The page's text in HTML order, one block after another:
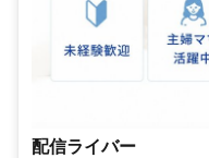
配信ライバー